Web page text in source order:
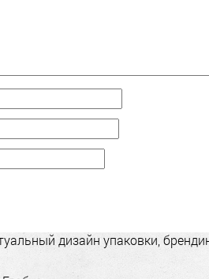
дизайн упаковки,